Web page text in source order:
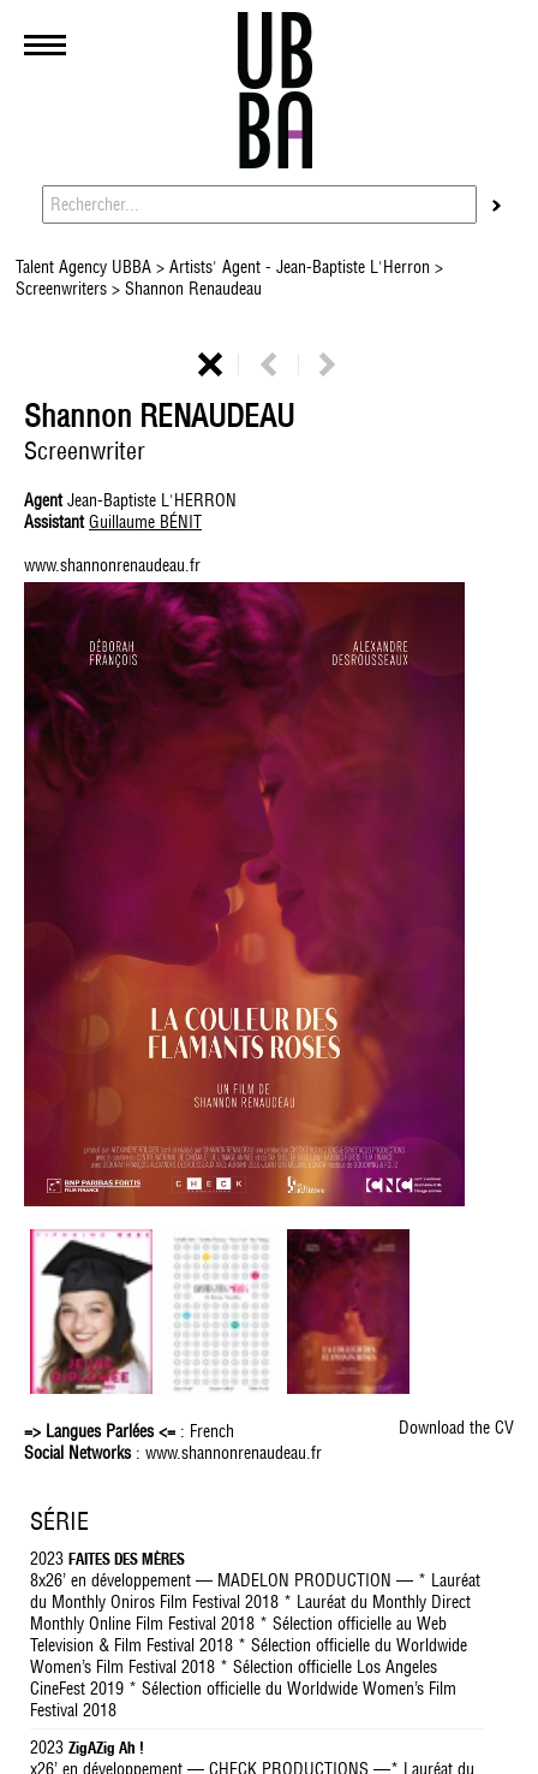
Talent Agency UBBA>Artists' Agent - Jean-Baptiste L'Herron >
Screenwriters> Shannon Renaudeau
Shannon RENAUDEAU
Screenwriter
AgentJean-Baptiste L'HERRON
AssistantGuillaume BÉNIT
www.shannonrenaudeau.fr
=> Langues Parlées <= : French
Social Networks: www.shannonrenaudeau.fr
Download the CV
SÉRIE
2023 FAITES DES MÈRES
8x26’ en développement — MADELON PRODUCTION — * Lauréat
du Monthly Oniros Film Festival 2018 * Lauréat du Monthly Direct
Monthly Online Film Festival 2018 * Sélection officielle au Web
Television & Film Festival 2018 * Sélection officielle du Worldwide
Women’s Film Festival 2018 * Sélection officielle Los Angeles
CineFest 2019 * Sélection officielle du Worldwide Women’s Film
Festival 2018
2023 ZigAZig Ah !
x26’ en développement — CHECK PRODUCTIONS —* Lauréat du